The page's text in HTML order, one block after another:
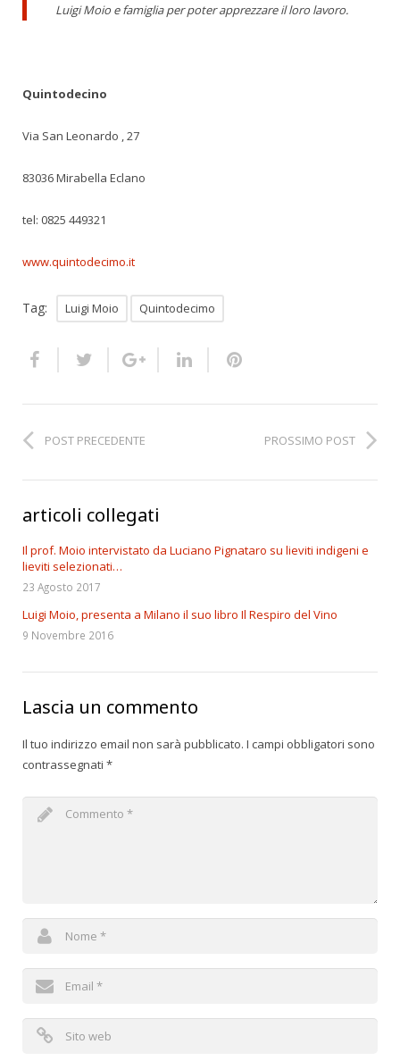
Luigi Moio e famiglia per poter apprezzare il loro lavoro.
Quintodecino
Via San Leonardo , 27
83036 Mirabella Eclano
tel: 0825 449321
www.quintodecimo.it
Tag: Luigi Moio Quintodecimo
POST PRECEDENTE PROSSIMO POST
articoli collegati
Il prof. Moio intervistato da Luciano Pignataro su lieviti indigeni e
lieviti selezionati…
23 Agosto 2017
Luigi Moio, presenta a Milano il suo libro Il Respiro del Vino
9 Novembre 2016
Lascia un commento
Il tuo indirizzo email non sarà pubblicato. I campi obbligatori sono
contrassegnati *